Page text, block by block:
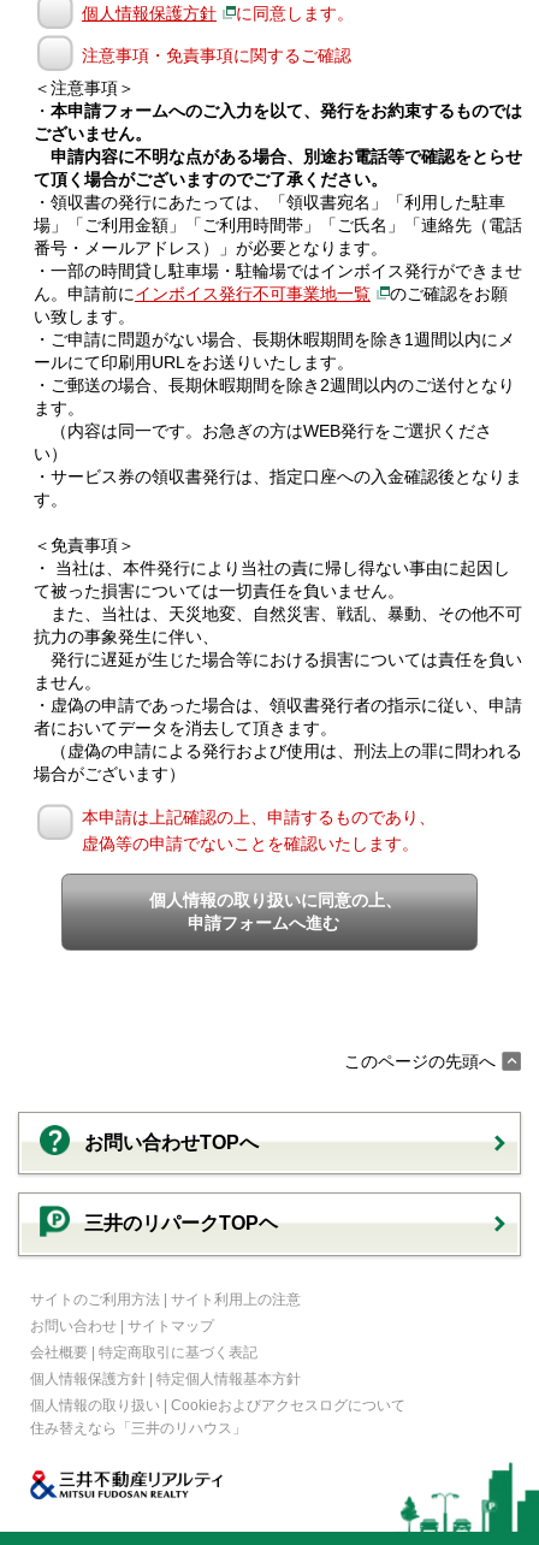
個人情報保護方針 に同意します。
注意事項・免責事項に関するご確認
＜注意事項＞
・ 本申請フォームへのご入力を以て、発行をお約束するものでは
ございません。
申請内容に不明な点がある場合、別途お電話等で確認をとらせ
て頂く場合がございますのでご了承ください。
・領収書の発行にあたっては、「領収書宛名」「利用した駐車
場」「ご利用金額」「ご利用時間帯」「ご氏名」「連絡先（電話
番号・メールアドレス）」が必要となります。
・一部の時間貸し駐車場・駐輪場ではインボイス発行ができませ
ん。申請前にインボイス発行不可事業地一覧
のご確認をお願
い致します。
・ご申請に問題がない場合、長期休暇期間を除き1週間以内にメ
ールにて印刷用URLをお送りいたします。
・ご郵送の場合、長期休暇期間を除き2週間以内のご送付となり
ます。
（内容は同一です。お急ぎの方はWEB発行をご選択くださ
い）
・サービス券の領収書発行は、指定口座への入金確認後となりま
す。
＜免責事項＞
・ 当社は、本件発行により当社の責に帰し得ない事由に起因し
て被った損害については一切責任を負いません。
また、当社は、天災地変、自然災害、戦乱、暴動、その他不可
抗力の事象発生に伴い、
発行に遅延が生じた場合等における損害については責任を負い
ません。
・虚偽の申請であった場合は、領収書発行者の指示に従い、申請
者においてデータを消去して頂きます。
（虚偽の申請による発行および使用は、刑法上の罪に問われる
場合がございます）
本申請は上記確認の上、申請するものであり、
虚偽等の申請でないことを確認いたします。
個人情報の取り扱いに同意の上、
申請フォームへ進む
このページの先頭へ
お問い合わせTOPへ
三井のリパークTOPヘ
サイトのご利用方法 | サイト利用上の注意
お問い合わせ | サイトマップ
会社概要 | 特定商取引に基づく表記
個人情報保護方針 | 特定個人情報基本方針
個人情報の取り扱い | Cookieおよびアクセスログについて
住み替えなら
「三井のリハウス」